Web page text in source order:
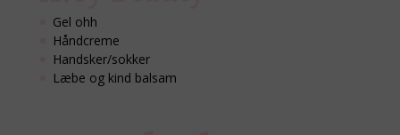
Gel ohh
Håndcreme
Handsker/sokker
Læbe og kind balsam